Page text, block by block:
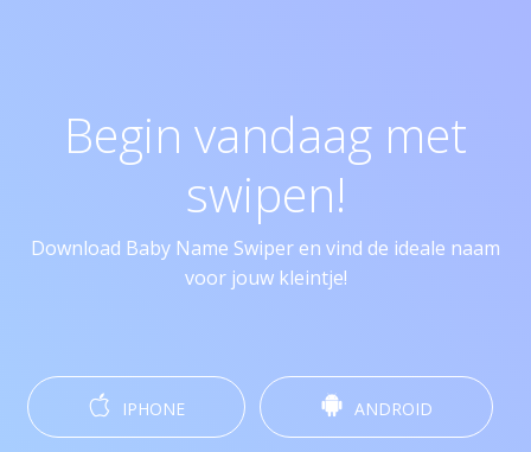
Begin vandaag met
swipen!
Download Baby Name Swiper en vind de ideale naam
voor jouw kleintje!
IPHONE ANDROID